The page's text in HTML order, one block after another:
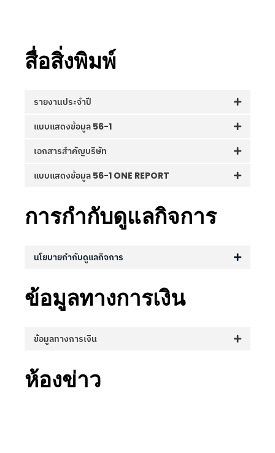
สื่อสิ่งพิมพ์
รายงานประจำปี
แบบแสดงข้อมูล 56-1
เอกสารสำคัญบริษัท
แบบแสดงข้อมูล 56-1 ONE REPORT
การกำกับดูแลกิจการ
นโยบายกำกับดูแลกิจการ
ข้อมูลทางการเงิน
ข้อมูลทางการเงิน
ห้องข่าว